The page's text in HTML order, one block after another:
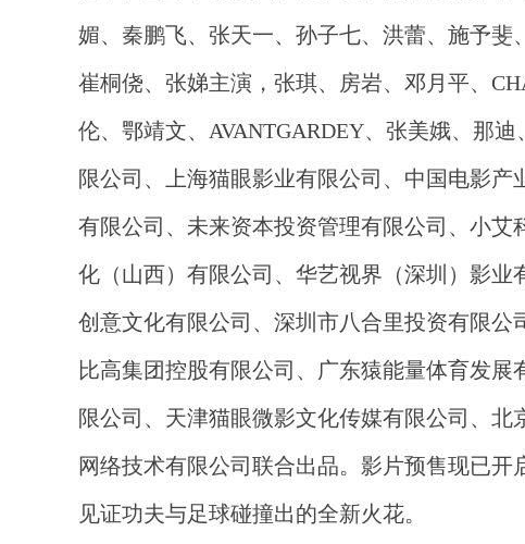
媚、秦鹏飞、张天一、孙子七、洪蕾、施予斐
崔桐侥、张娣主演，张琪、房岩、邓月平、
伦、鄂靖文、AVANTGARDEY、张美娥、那
限公司、上海猫眼影业有限公司、中国电影
有限公司、未来资本投资管理有限公司、小艾
化（山西）有限公司、华艺视界（深圳）影
创意文化有限公司、深圳市八合里投资有限公
比高集团控股有限公司、广东猿能量体育发
限公司、天津猫眼微影文化传媒有限公司、
网络技术有限公司联合出品。影片预售现已开
见证功夫与足球碰撞出的全新火花。